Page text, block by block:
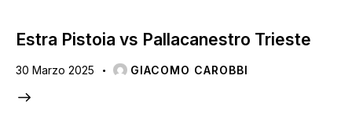
Estra Pistoia vs Pallacanestro Trieste
30 Marzo 2025 GIACOMO CAROBBI